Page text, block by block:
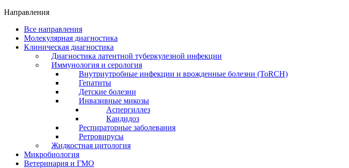
Направления
Все направления
Молекулярная диагностика
Клиническая диагностика
Диагностика латентной туберкулезной инфекции
Иммунология и серология
Внутриутробные инфекции и врожденные болезни (ToRCH)
Гепатиты
Детские болезни
Инвазивные микозы
Аспергиллез
Кандидоз
Респираторные заболевания
Ретровирусы
Жидкостная цитология
Микробиология
Ветеринария и ГМО